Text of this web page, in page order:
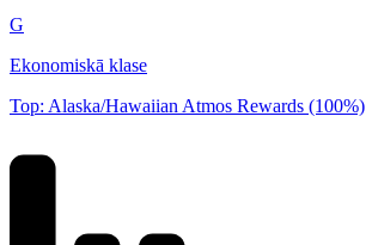
G
Ekonomiskā klase
Top: Alaska/Hawaiian Atmos Rewards (100%)